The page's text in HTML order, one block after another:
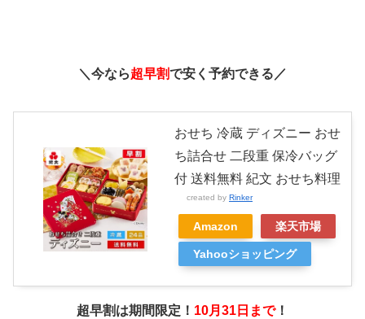
＼今なら超早割で安く予約できる／
おせち 冷蔵 ディズニー おせ
ち詰合せ 二段重 保冷バッグ
付 送料無料 紀文 おせち料理
created by Rinker
Amazon 楽天市場
Yahooショッピング
超早割は期間限定！ 10月31日まで！